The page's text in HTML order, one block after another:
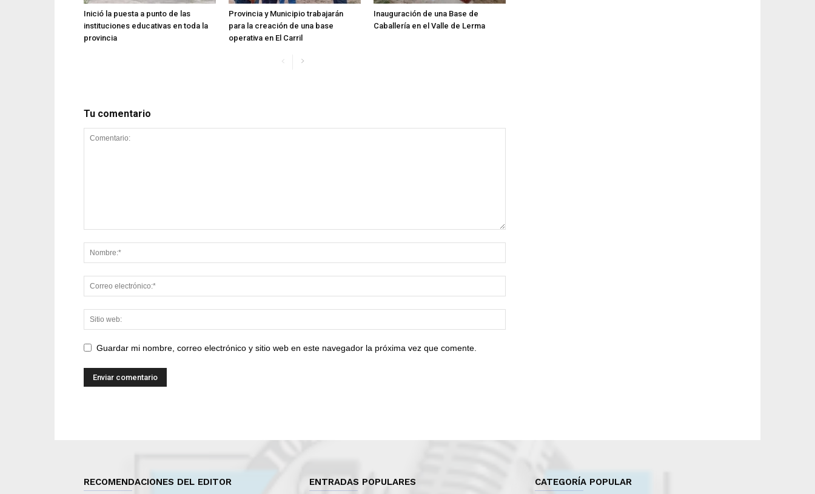
Inició la puesta a punto de las
instituciones educativas en toda la
provincia
Provincia y Municipio trabajarán
para la creación de una base
operativa en El Carril
Inauguración de una Base de
Caballería en el Valle de Lerma
Tu comentario
Guardar mi nombre, correo electrónico y sitio web en este navegador la próxima vez que comente.
RECOMENDACIONES DEL EDITOR ENTRADAS POPULARES CATEGORÍA POPULAR